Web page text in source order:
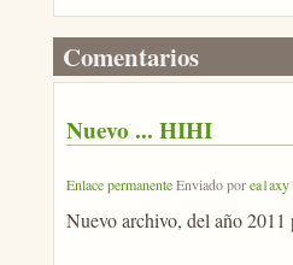
Comentarios
Nuevo ... HIHI
Enlace permanenteEnviado porea1axy
Nuevo archivo, del año